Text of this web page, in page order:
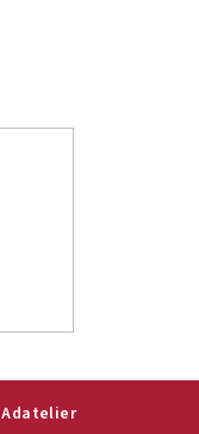
Adatelier